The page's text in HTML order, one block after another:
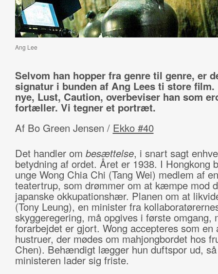
Ang Lee
Selvom han hopper fra genre til genre, er
signatur i bunden af Ang Lees ti store film.
nye, Lust, Caution, overbeviser han som
fortæller. Vi tegner et portræt.
Af Bo Green Jensen / Ekko #40
Det handler om besættelse, i snart sagt
betydning af ordet. Året er 1938. I Hongkong
unge Wong Chia Chi (Tang Wei) medlem af en
teatertrup, som drømmer om at kæmpe mod
japanske okkupationshær. Planen om at
(Tony Leung), en minister fra
skyggeregering, må opgives i første omgang,
forarbejdet er gjort. Wong accepteres som en
hustruer, der mødes om mahjongbordet hos
Chen). Behændigt lægger hun duftspor ud, så
ministeren lader sig friste.